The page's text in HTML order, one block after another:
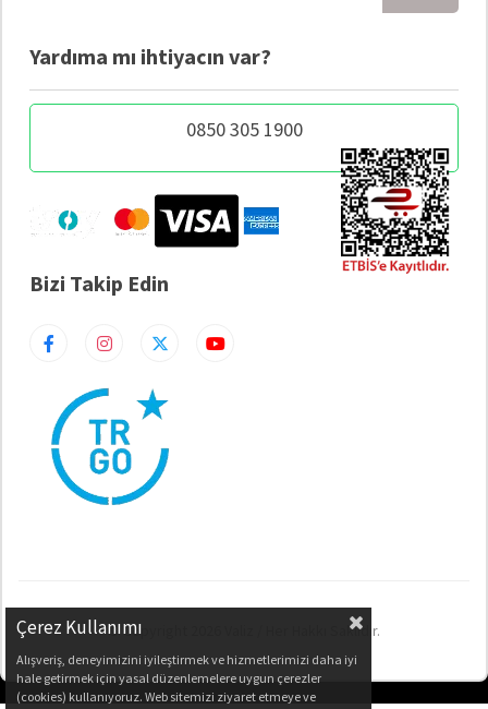
Yardıma mı ihtiyacın var?
0850 305 1900
Bizi Takip Edin
© Copyright 2026 Valiz / Her Hakkı Saklıdır.
Çerez Kullanımı
Alışveriş, deneyimizini iyileştirmek ve hizmetlerimizi daha iyi
hale getirmek için yasal düzenlemelere uygun çerezler
(cookies) kullanıyoruz. Web sitemizi ziyaret etmeye ve